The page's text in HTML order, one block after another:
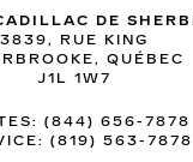
DE
3839, RUE KING
, QUÉBEC
J1L 1W7
(844) 656-7878
(819) 563-7878